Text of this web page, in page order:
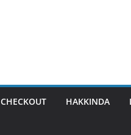
CHECKOUT HAKKINDA